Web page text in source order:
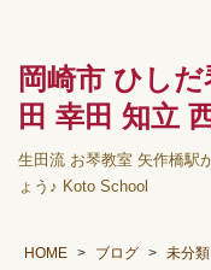
岡崎市 ひし
田 幸田 知立
生田流 お琴教室 矢作橋駅
ょう♪ Koto School
HOME ブログ 未分類